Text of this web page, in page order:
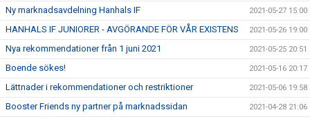
Ny marknadsavdelning Hanhals IF 2021-05-27 15:00
HANHALS IF JUNIORER - AVGÖRANDE FÖR VÅR EXISTENS 2021-05-26 19:00
Nya rekommendationer från 1 juni 2021 2021-05-25 20:51
Boende sökes! 2021-05-16 20:17
Lättnader i rekommendationer och restriktioner 2021-05-06 19:58
Booster Friends ny partner på marknadssidan 2021-04-28 21:06